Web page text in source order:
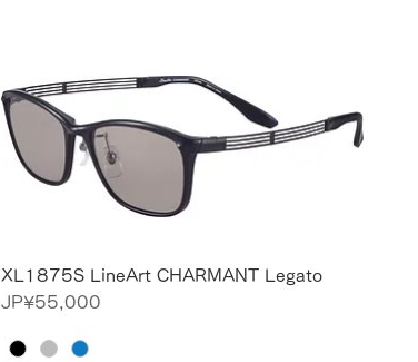
XL1875S LineArt CHARMANT Legato
價格
JP¥55,000